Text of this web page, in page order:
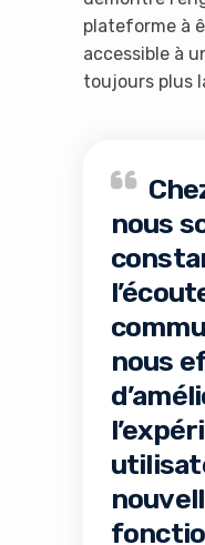
plateforme à
accessible à
toujours plus
nous
nous